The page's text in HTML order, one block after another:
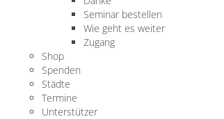
Seminar bestellen
Wie geht es weiter
Zugang
Shop
Spenden
Städte
Termine
Unterstützer